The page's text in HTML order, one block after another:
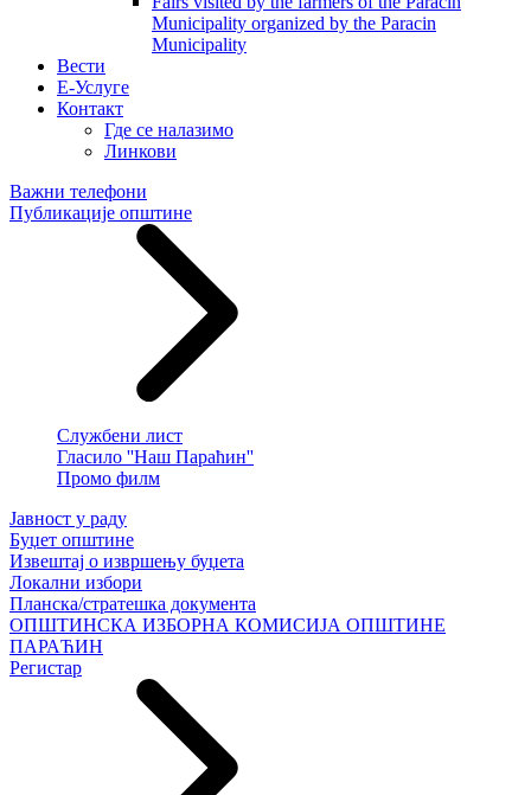
Municipality organized by the Paracin
Municipality
Вести
E-Услуге
Контакт
Где се налазимо
Линкови
Важни телефони
Публикације општине
Службени лист
Гласило ''Наш Параћин''
Промо филм
Јавност у раду
Буџет општине
Извештај о извршењу буџета
Локални избори
Планска/стратешка документа
ОПШТИНСКА ИЗБОРНА КОМИСИЈА ОПШТИНЕ
ПАРАЋИН
Регистар